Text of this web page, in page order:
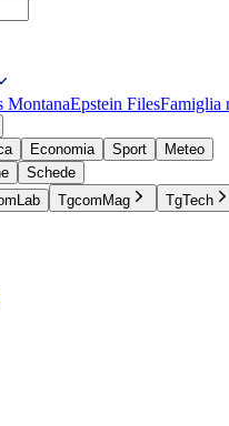
MontanaEpstein FilesFamiglia
Economia Sport
Meteo
Schede
TgcomMag TgTech